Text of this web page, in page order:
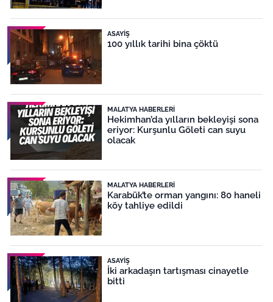
ASAYIŞ
100 yıllık tarihi bina çöktü
MALATYA HABERLERI
Hekimhan’da yılların bekleyişi sona
eriyor: Kurşunlu Göleti can suyu
olacak
MALATYA HABERLERI
Karabük’te orman yangını: 80 haneli
köy tahliye edildi
ASAYIŞ
İki arkadaşın tartışması cinayetle
bitti